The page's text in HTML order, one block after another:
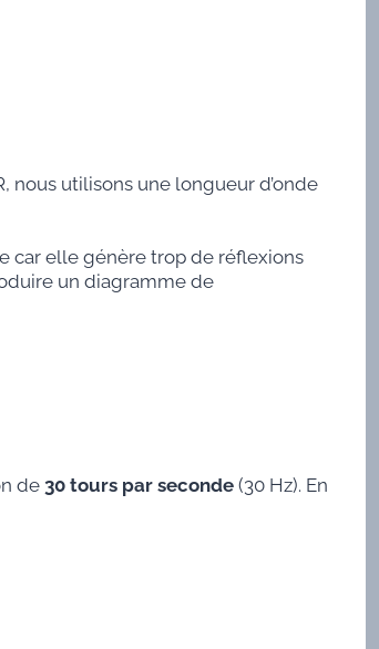
nous utilisons une longueur d’onde
car elle génère trop de réflexions
un diagramme de
de30 tours par seconde(30 Hz). En